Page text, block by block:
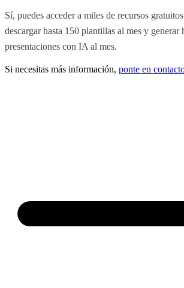
Sí, puedes acceder a miles de recursos
descargar hasta 150 plantillas al mes y generar
presentaciones con IA al mes.
Si necesitas más información, ponte en